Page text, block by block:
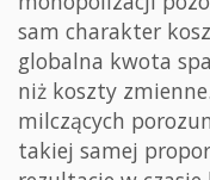
sam charakter
globalna kwota
niż koszty
milczących
takiej samej